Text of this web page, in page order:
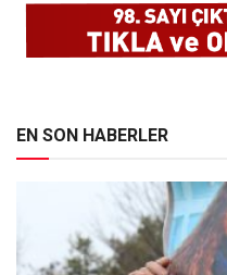
EN SON HABERLER